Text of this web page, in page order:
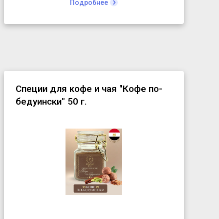
Подробнее
Специи для кофе и чая "Кофе по-
бедуински" 50 г.